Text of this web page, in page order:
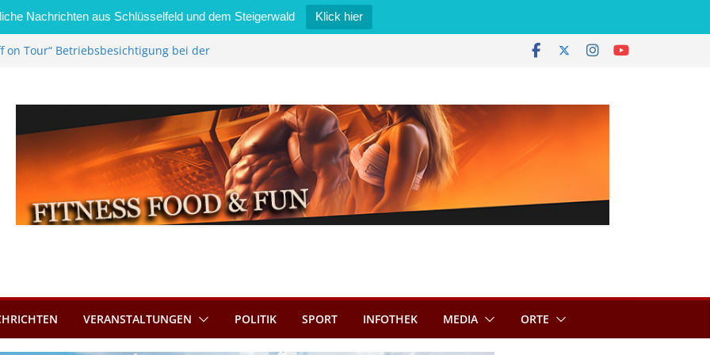
Nachrichten aus Schlüsselfeld und dem Steigerwald Klick hier
on Tour“ Betriebsbesichtigung bei der
bietet Online-Anmeldung für
an
im Wert von 600 Euro
VERANSTALTUNGEN POLITIK SPORT INFOTHEK MEDIA ORTE